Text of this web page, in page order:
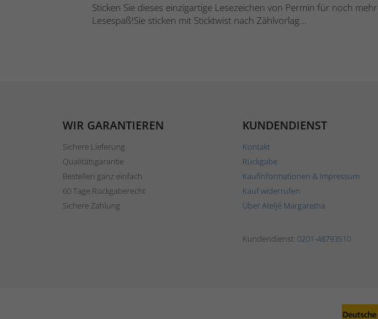
Sticken Sie dieses einzigartige Lesezeichen von Permin für noch mehr
Lesespaß!Sie sticken mit Sticktwist nach Zählvorlag...
WIR GARANTIEREN
Sichere Lieferung
Qualitätsgarantie
Bestellen ganz einfach
60 Tage Rückgaberecht
Sichere Zahlung
KUNDENDIENST
Kontakt
Rückgabe
Kaufinformationen & Impressum
Kauf widerrufen
Über Ateljé Margaretha
Kundendienst: 0201-48793510